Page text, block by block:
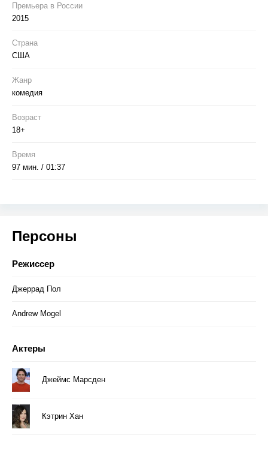
Премьера в Росcии
2015
Страна
США
Жанр
комедия
Возраст
18+
Время
97 мин. / 01:37
Персоны
Режиссер
Джеррад Пол
Andrew Mogel
Актеры
Джеймс Марсден
Кэтрин Хан